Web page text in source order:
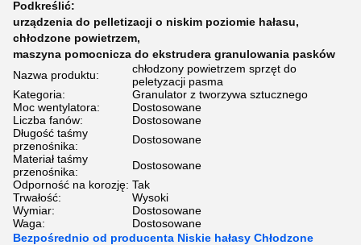
Podkreślić:
urządzenia do pelletizacji o niskim poziomie hałasu,
chłodzone powietrzem,
maszyna pomocnicza do ekstrudera granulowania pasków
Nazwa produktu:
chłodzony powietrzem sprzęt do
peletyzacji pasma
Kategoria:
Granulator z tworzywa sztucznego
Moc wentylatora:
Dostosowane
Liczba fanów:
Dostosowane
Długość taśmy
przenośnika:
Dostosowane
Materiał taśmy
przenośnika:
Dostosowane
Odporność na korozję: Tak
Trwałość:
Wysoki
Wymiar:
Dostosowane
Waga:
Dostosowane
Bezpośrednio od producenta Niskie hałasy Chłodzone